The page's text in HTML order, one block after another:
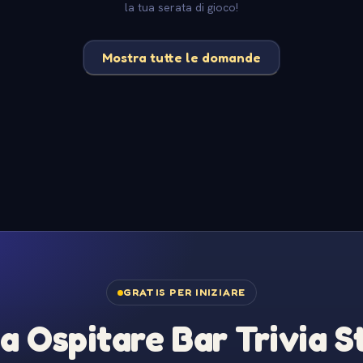
la tua serata di gioco!
Mostra tutte le domande
GRATIS PER INIZIARE
Ospitare Bar Trivia